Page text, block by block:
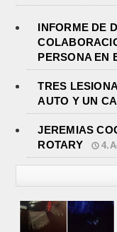
INFORME DE
PERSONA EN
TRES
AUTO Y UN
JEREMIAS
ROTARY